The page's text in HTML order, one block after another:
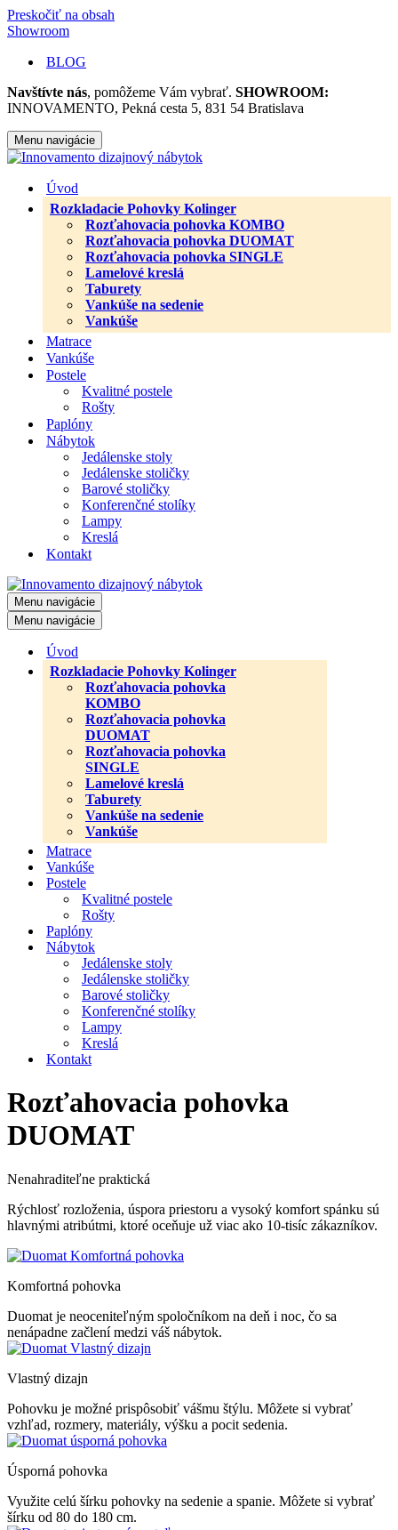
Preskočiť na obsah
Showroom
BLOG
Navštívte nás, pomôžeme Vám vybrať. SHOWROOM:
INNOVAMENTO, Pekná cesta 5, 831 54 Bratislava
Menu navigácie
Úvod
Rozkladacie Pohovky Kolinger
Rozťahovacia pohovka KOMBO
Rozťahovacia pohovka DUOMAT
Rozťahovacia pohovka SINGLE
Lamelové kreslá
Taburety
Vankúše na sedenie
Vankúše
Matrace
Vankúše
Postele
Kvalitné postele
Rošty
Paplóny
Nábytok
Jedálenske stoly
Jedálenske stoličky
Barové stoličky
Konferenčné stolíky
Lampy
Kreslá
Kontakt
Menu navigácie
Menu navigácie
Úvod
Rozkladacie Pohovky Kolinger
Rozťahovacia pohovka
KOMBO
Rozťahovacia pohovka
DUOMAT
Rozťahovacia pohovka
SINGLE
Lamelové kreslá
Taburety
Vankúše na sedenie
Vankúše
Matrace
Vankúše
Postele
Kvalitné postele
Rošty
Paplóny
Nábytok
Jedálenske stoly
Jedálenske stoličky
Barové stoličky
Konferenčné stolíky
Lampy
Kreslá
Kontakt
Rozťahovacia pohovka
DUOMAT
Nenahraditeľne praktická
Rýchlosť rozloženia, úspora priestoru a vysoký komfort spánku sú
hlavnými atribútmi, ktoré oceňuje už viac ako 10-tisíc zákazníkov.
Komfortná pohovka
Duomat je neoceniteľným spoločníkom na deň i noc, čo sa
nenápadne začlení medzi váš nábytok.
Vlastný dizajn
Pohovku je možné prispôsobiť vášmu štýlu. Môžete si vybrať
vzhľad, rozmery, materiály, výšku a pocit sedenia.
Úsporná pohovka
Využite celú šírku pohovky na sedenie a spanie. Môžete si vybrať
šírku od 80 do 180 cm.